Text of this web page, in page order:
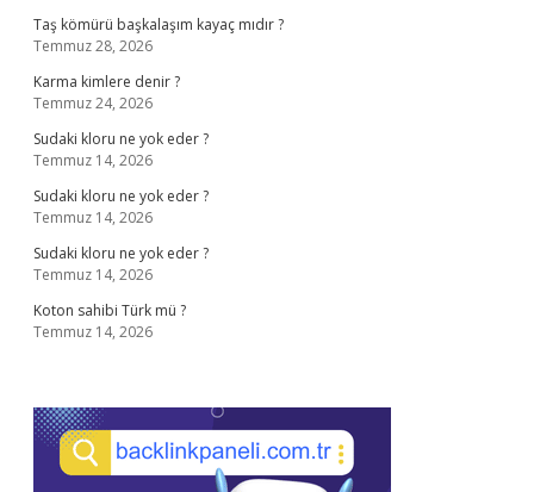
Taş kömürü başkalaşım kayaç mıdır ?
Temmuz 28, 2026
Karma kimlere denir ?
Temmuz 24, 2026
Sudaki kloru ne yok eder ?
Temmuz 14, 2026
Sudaki kloru ne yok eder ?
Temmuz 14, 2026
Sudaki kloru ne yok eder ?
Temmuz 14, 2026
Koton sahibi Türk mü ?
Temmuz 14, 2026